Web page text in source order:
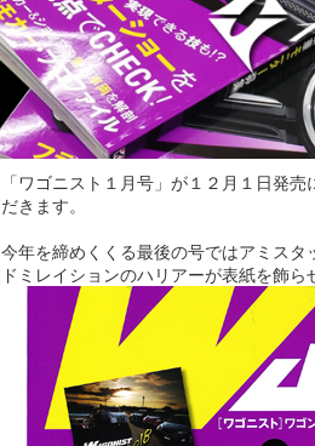
「ワゴニスト１月号」が１２月１日発
だきます。
今年を締めくくる最後の号ではアミス
ドミレイションのハリアーが表紙を飾ら